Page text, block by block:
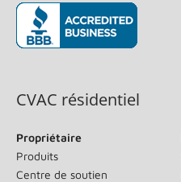
CVAC résidentiel
Propriétaire
Produits
Centre de soutien